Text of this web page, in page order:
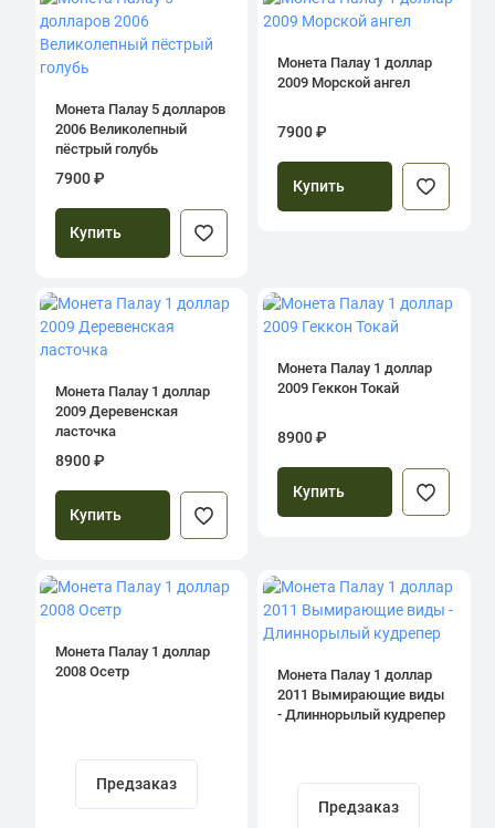
Монета Палау 5 долларов
2006 Великолепный
пёстрый голубь
7900 ₽
Купить
Монета Палау 1 доллар
2009 Морской ангел
7900 ₽
Купить
Монета Палау 1 доллар
2009 Деревенская
ласточка
8900 ₽
Купить
Монета Палау 1 доллар
2009 Геккон Токай
8900 ₽
Купить
Монета Палау 1 доллар
2008 Осетр
Предзаказ
Монета Палау 1 доллар
2011 Вымирающие виды
- Длиннорылый кудрепер
Предзаказ